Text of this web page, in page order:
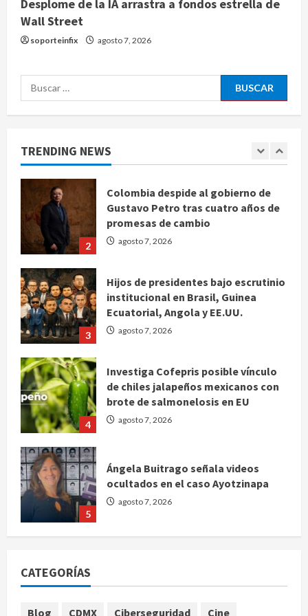
Desplome de la IA arrastra a fondos estrella de
Wall Street
soporteinfix agosto 7, 2026
Buscar:
TRENDING NEWS
ocultados en el caso Ayotzinapa
1
Charlotte FC vs Atlas: Fecha,
horario y canal para ver el partido
2
Colombia despide al gobierno de
Gustavo Petro tras cuatro años de
promesas de cambio
agosto 7, 2026
3
Hijos de presidentes bajo escrutinio
institucional en Brasil, Guinea
Ecuatorial, Angola y EE.UU.
agosto 7, 2026
4
Investiga Cofepris posible vínculo
de chiles jalapeños mexicanos con
brote de salmonelosis en EU
agosto 7, 2026
5
Ángela Buitrago señala videos
ocultados en el caso Ayotzinapa
agosto 7, 2026
CATEGORÍAS
Blog CDMX Ciberseguridad Cine